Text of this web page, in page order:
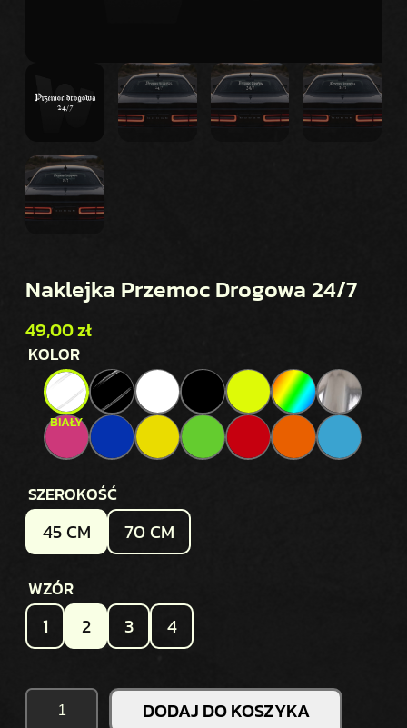
Naklejka Przemoc Drogowa 24/7
49,00zł
KOLOR
SZEROKOŚĆ
45 CM 70 CM
WZÓR
1 2 3 4
I
DODAJ DO KOSZYKA